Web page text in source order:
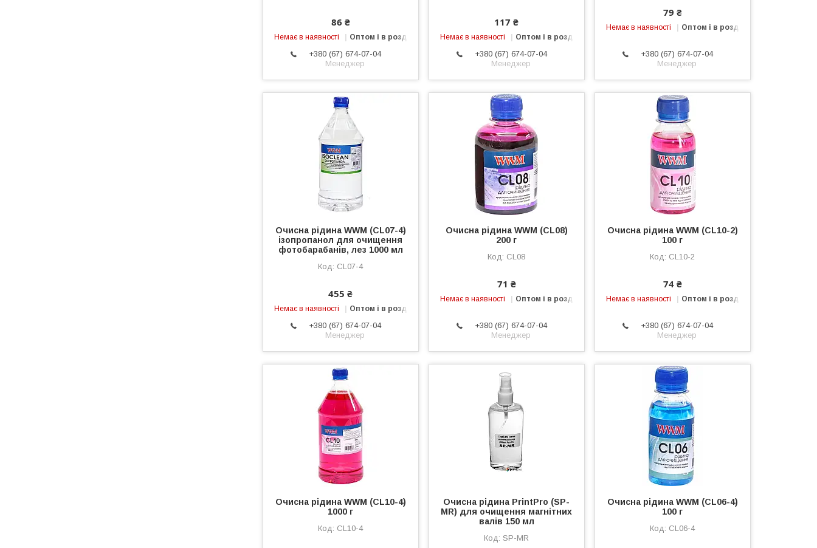
86 ₴
Немає в наявності Оптом і в роздріб
+380 (67) 674-07-04
Менеджер
117 ₴
Немає в наявності Оптом і в роздріб
+380 (67) 674-07-04
Менеджер
79 ₴
Немає в наявності Оптом і в роздріб
+380 (67) 674-07-04
Менеджер
Очисна рідина WWM (CL07-4)
ізопропанол для очищення
фотобарабанів, лез 1000 мл
CL07-4
455 ₴
Немає в наявності Оптом і в роздріб
+380 (67) 674-07-04
Менеджер
Очисна рідина WWM (CL08)
200 г
CL08
71 ₴
Немає в наявності Оптом і в роздріб
+380 (67) 674-07-04
Менеджер
Очисна рідина WWM (CL10-2)
100 г
CL10-2
74 ₴
Немає в наявності Оптом і в роздріб
+380 (67) 674-07-04
Менеджер
Очисна рідина WWM (CL10-4)
1000 г
CL10-4
Очисна рідина PrintPro (SP-
MR) для очищення магнітних
валів 150 мл
SP-MR
Очисна рідина WWM (CL06-4)
100 г
CL06-4